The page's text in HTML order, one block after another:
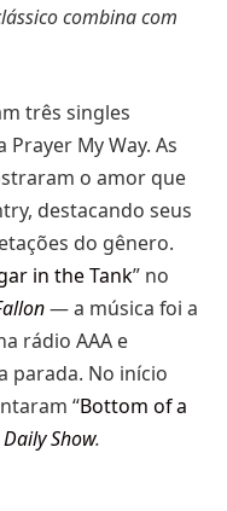
combina com
três singles
My Way. As
o amor que
destacando seus
do gênero.
in the Tank” no
— a música foi a
rádio AAA e
parada. No início
“Bottom of a
Daily Show.